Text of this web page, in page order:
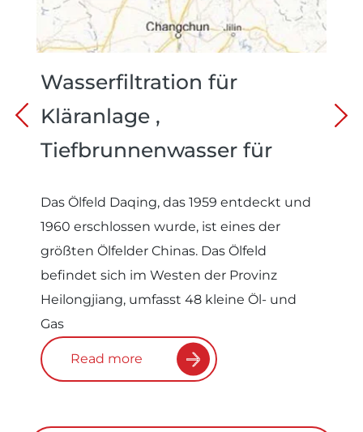
Wasserfiltration für
Kläranlage ,
Tiefbrunnenwasser für
Das Ölfeld Daqing, das 1959 entdeckt und
1960 erschlossen wurde, ist eines der
größten Ölfelder Chinas. Das Ölfeld
befindet sich im Westen der Provinz
Heilongjiang, umfasst 48 kleine Öl- und
Gas
Read more